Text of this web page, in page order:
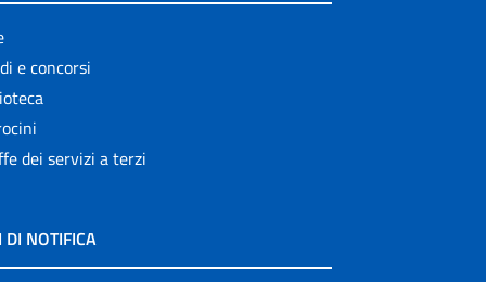
e concorsi
dei servizi a terzi
DI NOTIFICA